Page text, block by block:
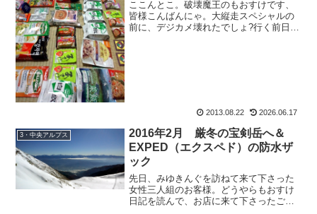
ここんとこ。破壊魔王のもおすけです、
皆様こんばんにゃ。大縦走スペシャルの
前に、デジカメ壊れたでしょ?行く前日
2013.08.22 2026.06.17
3・中央アルプス
2016年2月 厳冬の宝剣岳へ＆
EXPED（エクスペド）の防水ザ
ック
先日、みゆきんぐを訪ねて来て下さった
女性三人組のお客様。どうやらもおすけ
日記を読んで、お店に来て下さったご様